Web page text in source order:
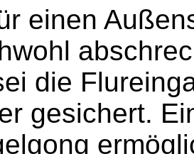
einen
die
gesichert.